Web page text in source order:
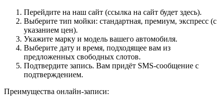
Перейдите на наш сайт (ссылка на сайт будет здесь).
Выберите тип мойки: стандартная, премиум, экспресс (с
указанием цен).
Укажите марку и модель вашего автомобиля.
Выберите дату и время, подходящее вам из
предложенных свободных слотов.
Подтвердите запись. Вам придёт SMS-сообщение с
подтверждением.
Преимущества онлайн-записи: